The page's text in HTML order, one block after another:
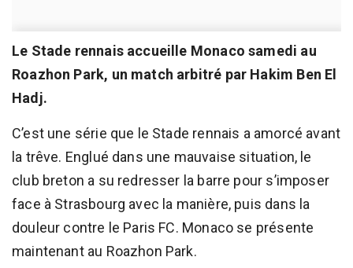
Le Stade rennais accueille Monaco samedi au
Roazhon Park, un match arbitré par Hakim Ben El
Hadj.
C’est une série que le Stade rennais a amorcé avant
la trêve. Englué dans une mauvaise situation, le
club breton a su redresser la barre pour s’imposer
face à Strasbourg avec la manière, puis dans la
douleur contre le Paris FC. Monaco se présente
maintenant au Roazhon Park.